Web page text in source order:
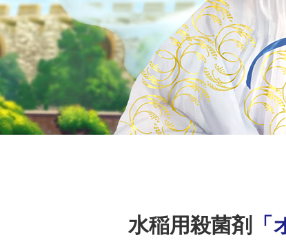
水稲用殺菌剤
「